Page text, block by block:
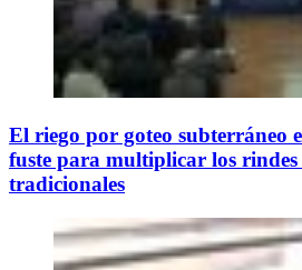
El riego por goteo subterráneo
fuste para multiplicar los rindes
tradicionales